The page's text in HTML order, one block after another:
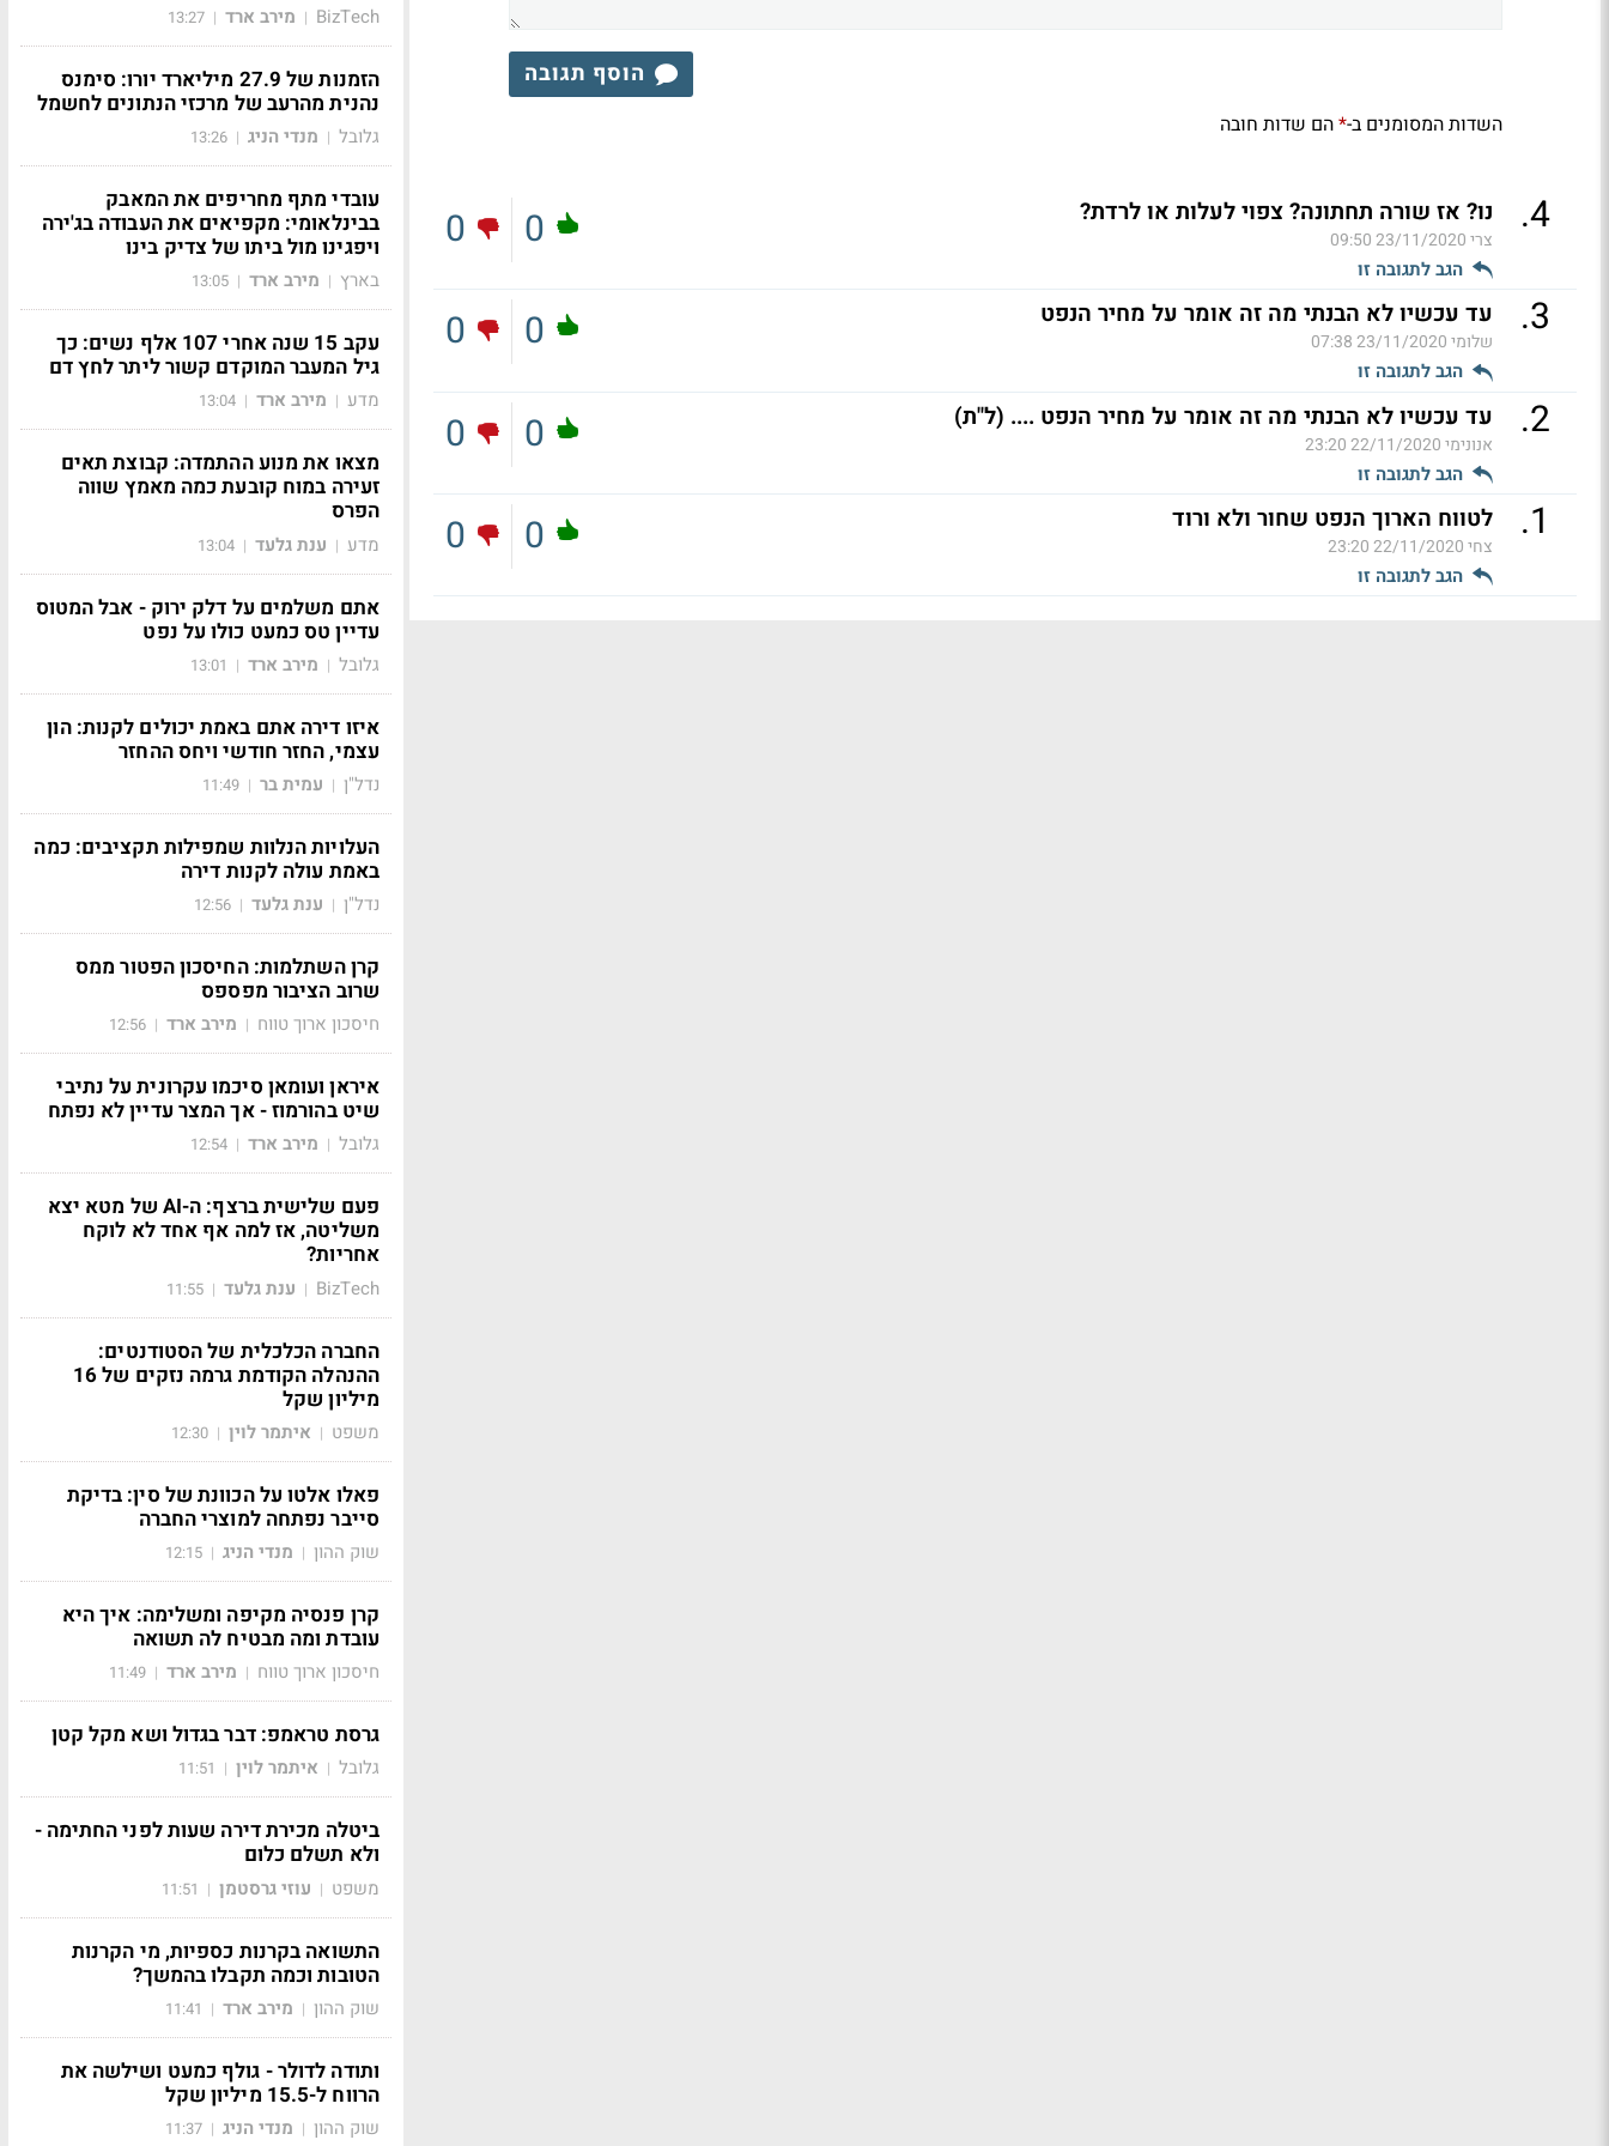
הוסף תגובה
השדות המסומנים ב-*הם שדות חובה
4
. נו? אז שורה תחתונה? צפוי לעלות או לרדת?
צרי23/11/2020 09:50
הגב לתגובה זו
0
0
3
. עד עכשיו לא הבנתי מה זה אומר על מחיר הנפט
שלומי23/11/2020 07:38
הגב לתגובה זו
0
0
2
. עד עכשיו לא הבנתי מה זה אומר על מחיר הנפט .... (ל"ת)
אנונימי22/11/2020 23:20
הגב לתגובה זו
0
0
1
. לטווח הארוך הנפט שחור ולא ורוד
צחי22/11/2020 23:20
הגב לתגובה זו
0
0
BizTech
| מירב ארד |
13:27
הזמנות של 27.9 מיליארד יורו: סימנס
נהנית מהרעב של מרכזי הנתונים לחשמל
גלובל | מנדי הניג |
13:26
עובדי מתף מחריפים את המאבק
בבינלאומי: מקפיאים את העבודה בג'ירה
ויפגינו מול ביתו של צדיק בינו
בארץ | מירב ארד |
13:05
עקב 15 שנה אחרי 107 אלף נשים: כך
גיל המעבר המוקדם קשור ליתר לחץ דם
מדע | מירב ארד |
13:04
מצאו את מנוע ההתמדה: קבוצת תאים
זעירה במוח קובעת כמה מאמץ שווה
הפרס
מדע | ענת גלעד |
13:04
אתם משלמים על דלק ירוק - אבל המטוס
עדיין טס כמעט כולו על נפט
גלובל | מירב ארד |
13:01
איזו דירה אתם באמת יכולים לקנות: הון
עצמי, החזר חודשי ויחס ההחזר
נדל"ן | עמית בר |
11:49
העלויות הנלוות שמפילות תקציבים: כמה
באמת עולה לקנות דירה
נדל"ן | ענת גלעד |
12:56
קרן השתלמות: החיסכון הפטור ממס
שרוב הציבור מפספס
חיסכון ארוך טווח | מירב ארד |
12:56
איראן ועומאן סיכמו עקרונית על נתיבי
שיט בהורמוז - אך המצר עדיין לא נפתח
גלובל | מירב ארד |
12:54
פעם שלישית ברצף: ה-AI של מטא יצא
משליטה, אז למה אף אחד לא לוקח
אחריות?
BizTech
| ענת גלעד |
11:55
החברה הכלכלית של הסטודנטים:
ההנהלה הקודמת גרמה נזקים של 16
מיליון שקל
משפט | איתמר לוין |
12:30
פאלו אלטו על הכוונת של סין: בדיקת
סייבר נפתחה למוצרי החברה
שוק ההון | מנדי הניג |
12:15
קרן פנסיה מקיפה ומשלימה: איך היא
עובדת ומה מבטיח לה תשואה
חיסכון ארוך טווח | מירב ארד |
11:49
גרסת טראמפ: דבר בגדול ושא מקל קטן
גלובל | איתמר לוין |
11:51
ביטלה מכירת דירה שעות לפני החתימה -
ולא תשלם כלום
משפט | עוזי גרסטמן |
11:51
התשואה בקרנות כספיות, מי הקרנות
הטובות וכמה תקבלו בהמשך?
שוק ההון | מירב ארד |
11:41
ותודה לדולר - גולף כמעט ושילשה את
הרווח ל-15.5 מיליון שקל
שוק ההון | מנדי הניג |
11:37